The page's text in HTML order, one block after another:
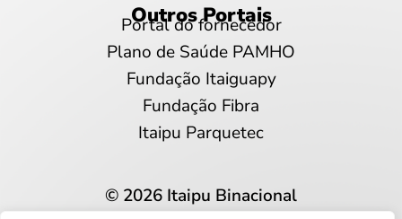
Outros Portais
Portal do fornecedor
Plano de Saúde PAMHO
Fundação Itaiguapy
Fundação Fibra
Itaipu Parquetec
© 2026 Itaipu Binacional